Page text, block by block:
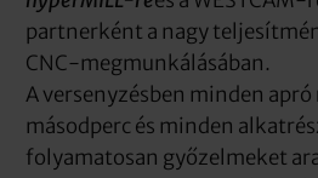
partnerként a nagy
CNC-megmunkálásában.
A versenyzésben minden
másodperc és minden
folyamatosan győzelmeket